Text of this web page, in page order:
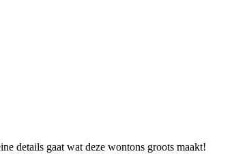
details gaat wat deze wontons groots maakt!